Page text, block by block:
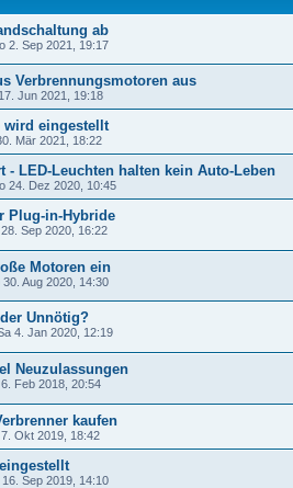
ab
2. Sep 2021, 19:17
Verbrennungsmotoren aus
Jun 2021, 19:18
wird eingestellt
Mär 2021, 18:22
- LED-Leuchten halten kein Auto-Leben
24. Dez 2020, 10:45
Plug-in-Hybride
Sep 2020, 16:22
Motoren ein
30. Aug 2020, 14:30
Unnötig?
4. Jan 2020, 12:19
Neuzulassungen
6. Feb 2018, 20:54
kaufen
7. Okt 2019, 18:42
16. Sep 2019, 14:10